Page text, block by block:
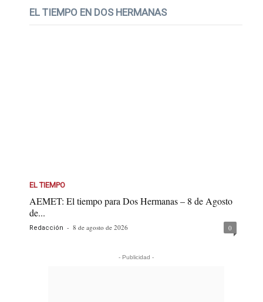
EL TIEMPO EN DOS HERMANAS
EL TIEMPO
AEMET: El tiempo para Dos Hermanas – 8 de Agosto
de...
Redacción - 8 de agosto de 2026 0
- Publicidad -